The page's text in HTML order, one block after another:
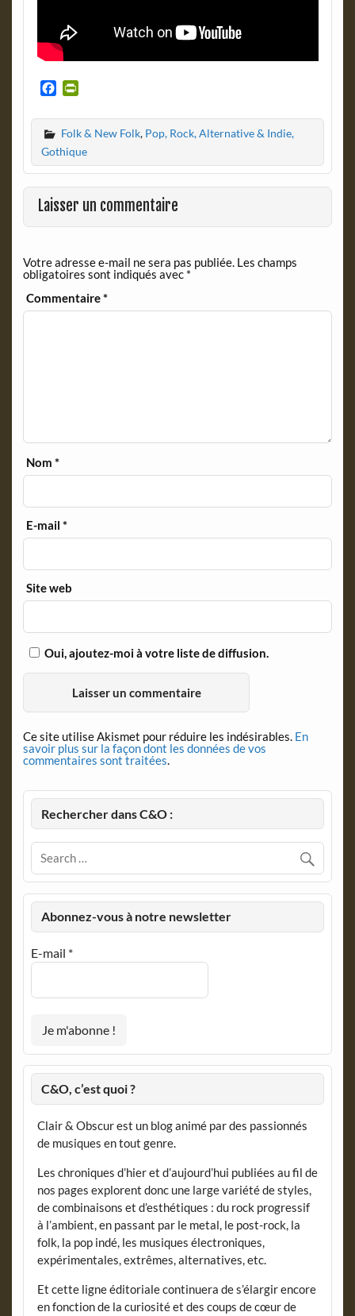
c
e
b
o
o
k
i
n
t
F
r
i
e
n
l
y
Folk & New Folk, Pop, Rock, Alternative & Indie,
Gothique
Laisser un commentaire
Votre adresse e-mail ne sera pas publiée. Les champs
obligatoires sont indiqués avec *
Commentaire*
Nom*
E-mail*
Site web
Oui, ajoutez-moi à votre liste de diffusion.
Ce site utilise Akismet pour réduire les indésirables. En
savoir plus sur la façon dont les données de vos
commentaires sont traitées.
Rechercher dans C&O :
Abonnez-vous à notre newsletter
E-mail *
C&O, c’est quoi ?
Clair & Obscur est un blog animé par des passionnés
de musiques en tout genre.
Les chroniques d’hier et d’aujourd’hui publiées au fil de
nos pages explorent donc une large variété de styles,
de combinaisons et d’esthétiques : du rock progressif
à l’ambient, en passant par le metal, le post-rock, la
folk, la pop indé, les musiques électroniques,
expérimentales, extrêmes, alternatives, etc.
Et cette ligne éditoriale continuera de s’élargir encore
en fonction de la curiosité et des coups de cœur de